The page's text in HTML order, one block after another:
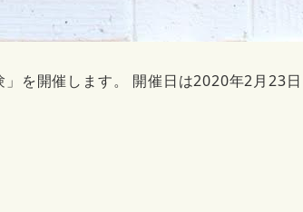
を開催します。 開催日は2020年2月23